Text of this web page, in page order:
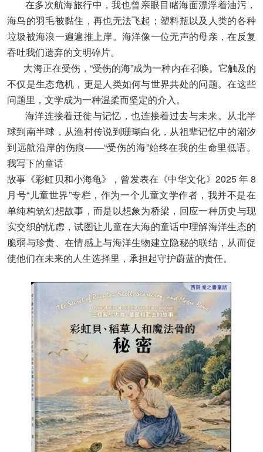
在多次航海旅行中，我也曾亲眼目睹海面漂浮着油污，
海鸟的羽毛被黏住，再也无法飞起；塑料瓶以及人类的各种
垃圾被海浪一遍遍推上岸。海洋像一位无声的母亲，在反复
吞吐我们遗弃的文明碎片。
大海正在受伤，“受伤的海”成为一种内在召唤。它触及的
不仅是生态危机，更是人类如何与世界共处的问题。在这些
问题里，文学成为一种温柔而坚定的介入。
海洋连接着迁徙与记忆，也连接着过去与未来。从北半
球到南半球，从渔村传说到珊瑚白化，从祖辈记忆中的潮汐
到远航沿岸的伤痕——“受伤的海”始终在我的生命里低语。
我写下的童话
故事《彩虹贝和小海龟》，曾发表在《中华文化》2025 年 8
月号“儿童世界”专栏，作为一个儿童文学作者，我并不是在
单纯构筑幻想故事，而是以想象为桥梁，回应一种历史与现
实交织的忧虑，试图让儿童在大海的童话中理解海洋生态的
脆弱与珍贵、在情感上与海洋生物建立隐秘的联结，从而促
使他们在未来的人生选择里，承担起守护蔚蓝的责任。